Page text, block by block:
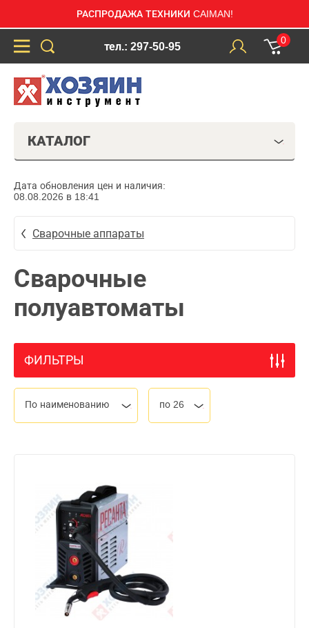
РАСПРОДАЖА ТЕХНИКИ CAIMAN!
тел.: 297-50-95
0
КАТАЛОГ
Дата обновления цен и наличия:
08.08.2026 в 18:41
Сварочные аппараты
Сварочные
полуавтоматы
ФИЛЬТРЫ
По наименованию по 26